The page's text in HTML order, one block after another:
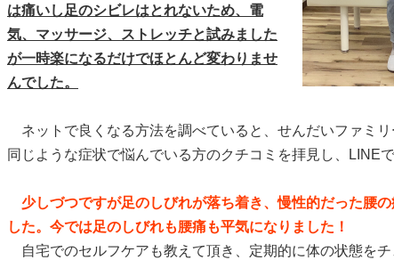
は痛いし足のシビレはとれないため、電
気、マッサージ、ストレッチと試みました
が一時楽になるだけでほとんど変わりませ
んでした。
ネットで良くなる方法を調べていると、せんだいファミリ
同じような症状で悩んでいる方のクチコミを拝見し、LINE
少しづつですが足のしびれが落ち着き、慢性的だった腰
した。 今では足のしびれも腰痛も平気になりました！
自宅でのセルフケアも教えて頂き、定期的に体の状態を